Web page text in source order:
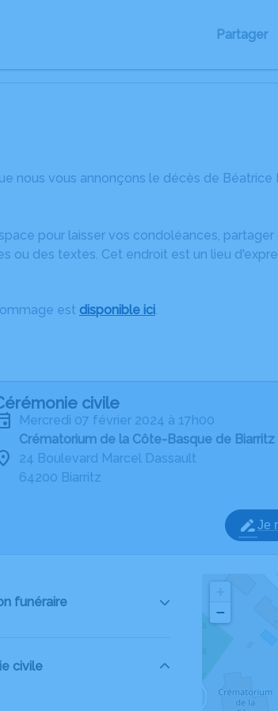
Partager
nous vous annonçons le décès de
pour laisser vos condoléances,
ou des textes. Cet endroit est un lieu
est disponible ici.
civile
mercredi 07 février 2024 à 17h00
Crématorium de la Côte-Basque de Biarritz
24 Boulevard Marcel Dassault
64200 Biarritz
Je
funéraire
civile
−